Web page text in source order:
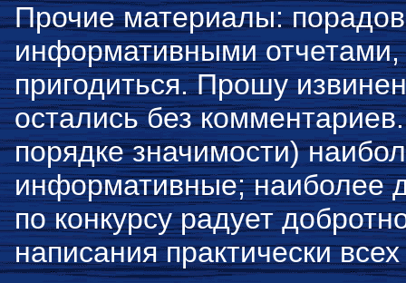
Прочие материалы:
информативными отчетами,
пригодиться. Прошу
остались без
порядке значимости)
информативные; наиболее
по конкурсу радует
написания практически